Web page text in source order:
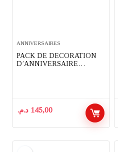
ANNIVERSAIRES
PACK DE DECORATION
D’ANNIVERSAIRE
145,00 د.م.